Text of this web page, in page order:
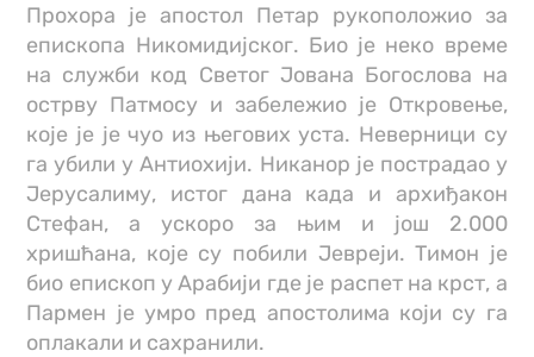
Прохора је апостол Петар рукоположио за
епископа Никомидијског. Био је неко време
на служби код Светог Јована Богослова на
острву Патмосу и забележио је Откровење,
које је је чуо из његових уста. Неверници су
га убили у Антиохији. Никанор је пострадао у
Јерусалиму, истог дана када и архиђакон
Стефан, а ускоро за њим и још 2.000
хришћана, које су побили Јевреји. Тимон је
био епископ у Арабији где је распет на крст, а
Пармен је умро пред апостолима који су га
оплакали и сахранили.